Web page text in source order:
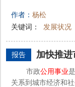
作者： 杨松
关键词：
发展状况
报告 加快推进
市政公用事业
关系到城市经济和